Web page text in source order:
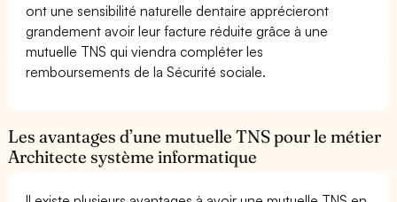
ont une sensibilité naturelle dentaire apprécieront
grandement avoir leur facture réduite grâce à une
mutuelle TNS qui viendra compléter les
remboursements de la Sécurité sociale.
Les avantages d’une mutuelle TNS pour le métier
Architecte système informatique